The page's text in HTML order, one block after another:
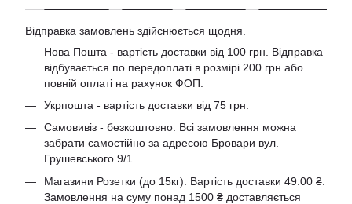
Відправка замовлень здійснюється щодня.
Нова Пошта - вартість доставки від 100 грн. Відправка
відбувається по передоплаті в розмірі 200 грн або
повній оплаті на рахунок ФОП.
Укрпошта - вартість доставки від 75 грн.
Самовивіз - безкоштовно. Всі замовлення можна
забрати самостійно за адресою Бровари вул.
Грушевського 9/1
Магазини Розетки (до 15кг). Вартість доставки 49.00 ₴.
Замовлення на суму понад 1500 ₴ доставляється